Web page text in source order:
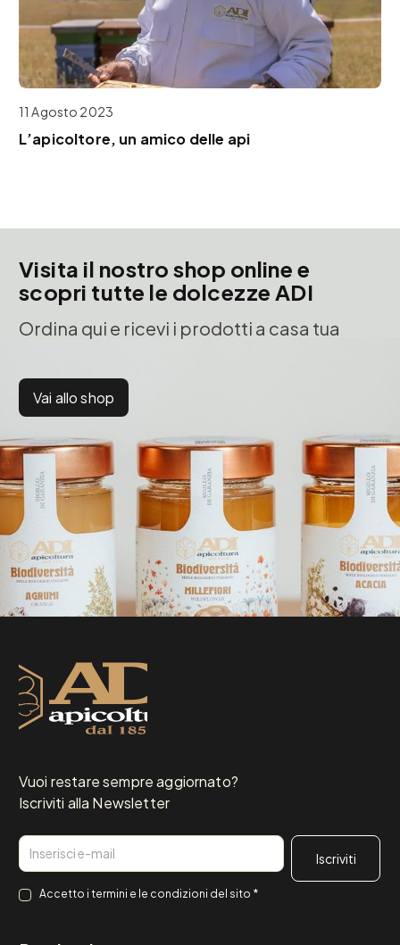
11 Agosto 2023
L’apicoltore, un amico delle api
Visita il nostro shop online e
scopri tutte le dolcezze ADI
Ordina qui e ricevi i prodotti a casa tua
Vai allo shop
Vuoi restare sempre aggiornato?
Iscriviti alla Newsletter
Email
Consenso
Accetto i termini e le condizioni del sito *